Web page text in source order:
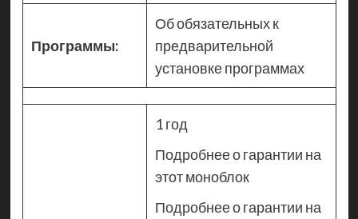
Программы:
Об обязательных к
предварительной
установке программах
1 год
Подробнее о гарантии на
этот моноблок
Подробнее о гарантии на